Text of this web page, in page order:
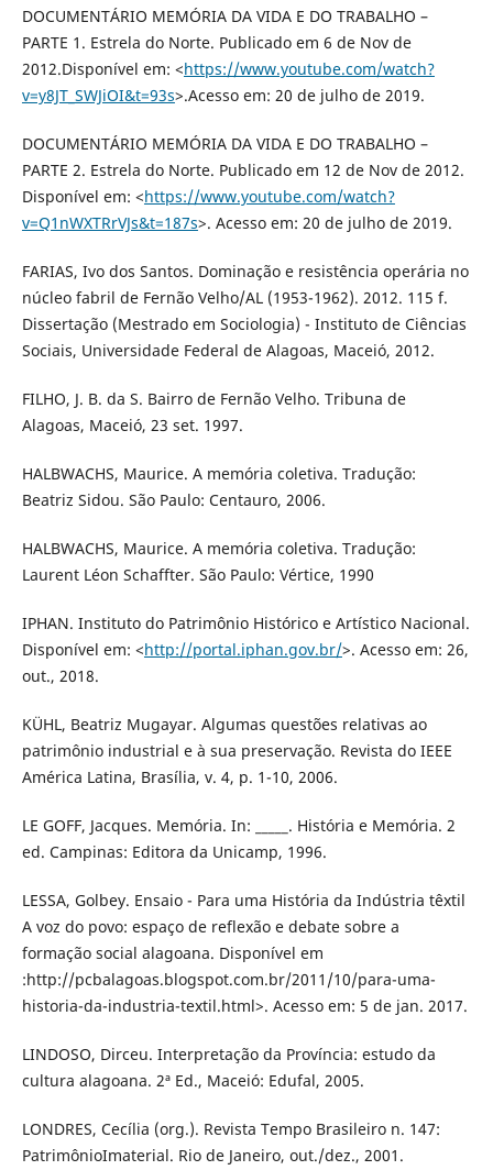
DOCUMENTÁRIO MEMÓRIA DA VIDA E DO TRABALHO –
PARTE 1. Estrela do Norte. Publicado em 6 de Nov de
2012.Disponível em: <https://www.youtube.com/watch?
v=y8JT_SWJiOI&t=93s>.Acesso em: 20 de julho de 2019.
DOCUMENTÁRIO MEMÓRIA DA VIDA E DO TRABALHO –
PARTE 2. Estrela do Norte. Publicado em 12 de Nov de 2012.
Disponível em: <https://www.youtube.com/watch?
v=Q1nWXTRrVJs&t=187s>. Acesso em: 20 de julho de 2019.
FARIAS, Ivo dos Santos. Dominação e resistência operária no
núcleo fabril de Fernão Velho/AL (1953-1962). 2012. 115 f.
Dissertação (Mestrado em Sociologia) - Instituto de Ciências
Sociais, Universidade Federal de Alagoas, Maceió, 2012.
FILHO, J. B. da S. Bairro de Fernão Velho. Tribuna de
Alagoas, Maceió, 23 set. 1997.
HALBWACHS, Maurice. A memória coletiva. Tradução:
Beatriz Sidou. São Paulo: Centauro, 2006.
HALBWACHS, Maurice. A memória coletiva. Tradução:
Laurent Léon Schaffter. São Paulo: Vértice, 1990
IPHAN. Instituto do Patrimônio Histórico e Artístico Nacional.
Disponível em: <http://portal.iphan.gov.br/>. Acesso em: 26,
out., 2018.
KÜHL, Beatriz Mugayar. Algumas questões relativas ao
patrimônio industrial e à sua preservação. Revista do IEEE
América Latina, Brasília, v. 4, p. 1-10, 2006.
LE GOFF, Jacques. Memória. In: _____. História e Memória. 2
ed. Campinas: Editora da Unicamp, 1996.
LESSA, Golbey. Ensaio - Para uma História da Indústria têxtil
A voz do povo: espaço de reflexão e debate sobre a
formação social alagoana. Disponível em
:http://pcbalagoas.blogspot.com.br/2011/10/para-uma-
historia-da-industria-textil.html>. Acesso em: 5 de jan. 2017.
LINDOSO, Dirceu. Interpretação da Província: estudo da
cultura alagoana. 2ª Ed., Maceió: Edufal, 2005.
LONDRES, Cecília (org.). Revista Tempo Brasileiro n. 147:
PatrimônioImaterial. Rio de Janeiro, out./dez., 2001.